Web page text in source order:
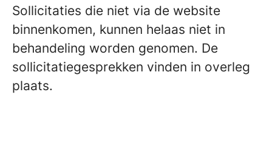
Sollicitaties die niet via de website
binnenkomen, kunnen helaas niet in
behandeling worden genomen. De
sollicitatiegesprekken vinden in overleg
plaats.